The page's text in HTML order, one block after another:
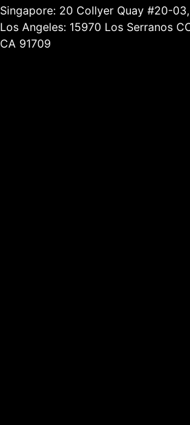
Singapore: 20 Collyer Quay #20-
Los Angeles: 15970 Los Serranos
CA 91709